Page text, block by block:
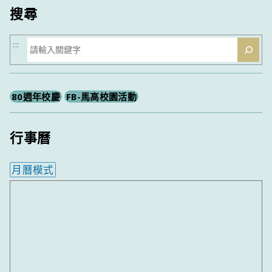
搜尋
搜
尋
:::
80週年校慶 FB-馬高校園活動
行事曆
月曆模式